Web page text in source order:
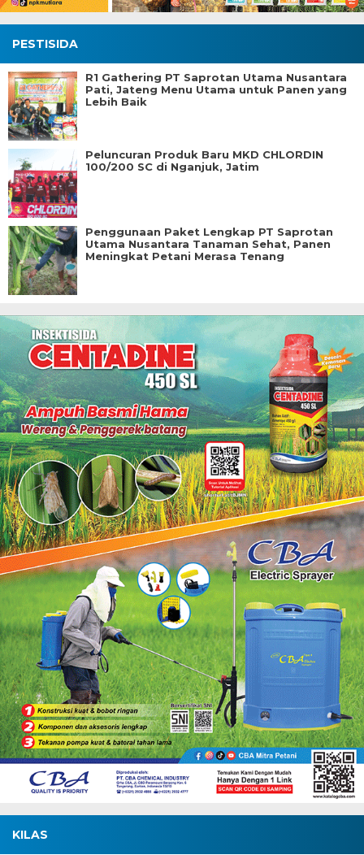
PESTISIDA
R1 Gathering PT Saprotan Utama Nusantara
Pati, Jateng Menu Utama untuk Panen yang
Lebih Baik
Peluncuran Produk Baru MKD CHLORDIN
100/200 SC di Nganjuk, Jatim
Penggunaan Paket Lengkap PT Saprotan
Utama Nusantara Tanaman Sehat, Panen
Meningkat Petani Merasa Tenang
KILAS